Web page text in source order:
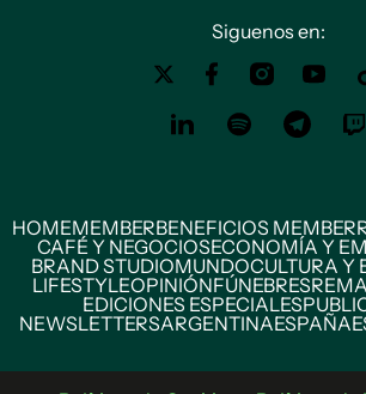
Siguenos en:
HOMEMEMBERBENEFICIOS MEMBER
CAFÉ Y NEGOCIOSECONOMÍA Y
BRAND STUDIOMUNDOCULTURA Y
LIFESTYLEOPINIÓNFÚNEBRES
EDICIONES ESPECIALES
NEWSLETTERSARGENTINAESPAÑA